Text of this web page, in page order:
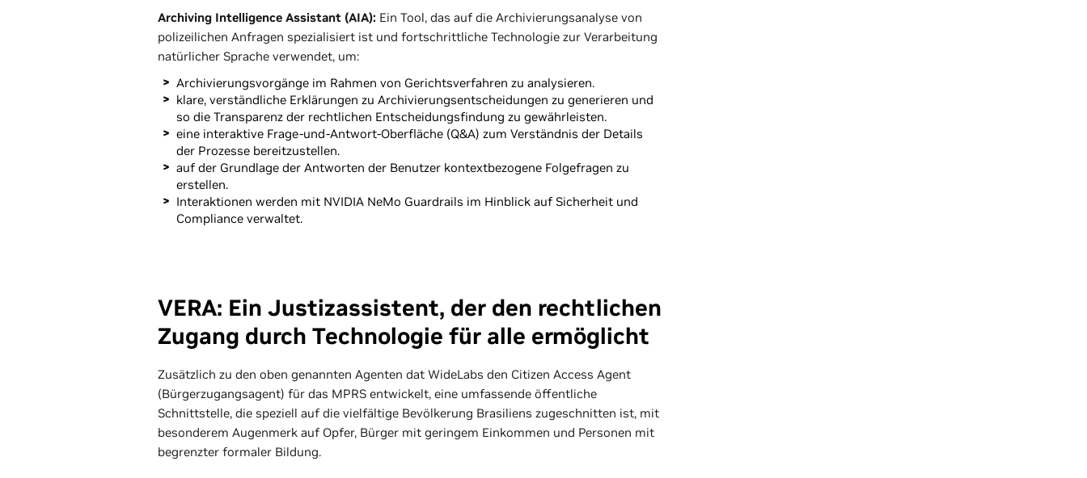
Archiving Intelligence Assistant (AIA): Ein Tool, das auf die Archivierungsanalyse von
polizeilichen Anfragen spezialisiert ist und fortschrittliche Technologie zur Verarbeitung
natürlicher Sprache verwendet, um:
Archivierungsvorgänge im Rahmen von Gerichtsverfahren zu analysieren.
klare, verständliche Erklärungen zu Archivierungsentscheidungen zu generieren und
so die Transparenz der rechtlichen Entscheidungsfindung zu gewährleisten.
eine interaktive Frage-und-Antwort-Oberfläche (Q&A) zum Verständnis der Details
der Prozesse bereitzustellen.
auf der Grundlage der Antworten der Benutzer kontextbezogene Folgefragen zu
erstellen.
Interaktionen werden mit NVIDIA NeMo Guardrails im Hinblick auf Sicherheit und
Compliance verwaltet.
VERA: Ein Justizassistent, der den rechtlichen
Zugang durch Technologie für alle ermöglicht
Zusätzlich zu den oben genannten Agenten dat WideLabs den Citizen Access Agent
(Bürgerzugangsagent) für das MPRS entwickelt, eine umfassende öffentliche
Schnittstelle, die speziell auf die vielfältige Bevölkerung Brasiliens zugeschnitten ist, mit
besonderem Augenmerk auf Opfer, Bürger mit geringem Einkommen und Personen mit
begrenzter formaler Bildung.